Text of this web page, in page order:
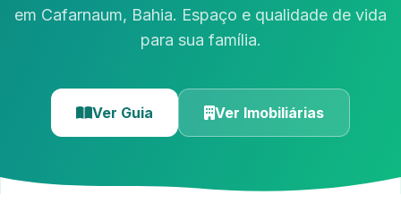
em Cafarnaum, Bahia. Espaço e qualidade de vida
para sua família.
Ver Guia Ver Imobiliárias